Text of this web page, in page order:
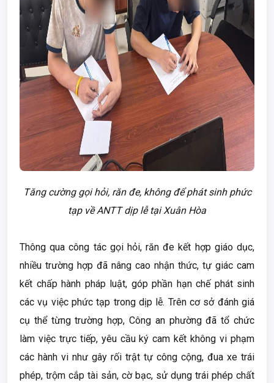
Tăng cường gọi hỏi, răn đe, không để phát sinh phức
tạp về ANTT dịp lễ tại Xuân Hòa
Thông qua công tác gọi hỏi, răn đe kết hợp giáo dục,
nhiều trường hợp đã nâng cao nhận thức, tự giác cam
kết chấp hành pháp luật, góp phần hạn chế phát sinh
các vụ việc phức tạp trong dịp lễ. Trên cơ sở đánh giá
cụ thể từng trường hợp, Công an phường đã tổ chức
làm việc trực tiếp, yêu cầu ký cam kết không vi phạm
các hành vi như gây rối trật tự công cộng, đua xe trái
phép, trộm cắp tài sản, cờ bạc, sử dụng trái phép chất